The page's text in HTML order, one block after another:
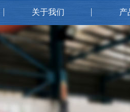
关于我们 产